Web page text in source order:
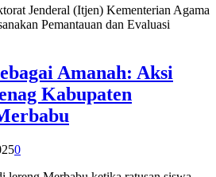
Jenderal (Itjen) Kementerian Agama
Pemantauan dan Evaluasi
Amanah: Aksi
Kabupaten
0